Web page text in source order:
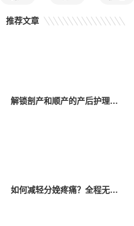
推荐文章
解锁剖产和顺产的产后护理区别
如何减轻分娩疼痛？全程无痛分娩给予温柔呵护